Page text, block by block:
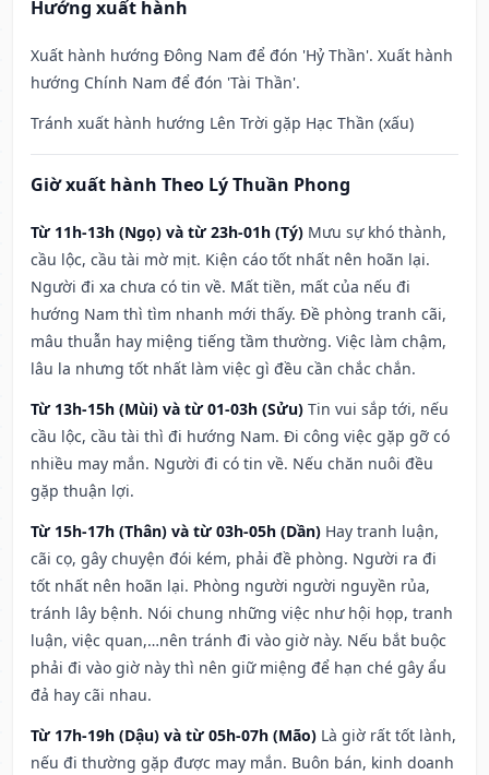
Hướng xuất hành
Xuất hành hướng Đông Nam để đón 'Hỷ Thần'. Xuất hành
hướng Chính Nam để đón 'Tài Thần'.
Tránh xuất hành hướng Lên Trời gặp Hạc Thần (xấu)
Giờ xuất hành Theo Lý Thuần Phong
Từ 11h-13h (Ngọ) và từ 23h-01h (Tý) Mưu sự khó thành,
cầu lộc, cầu tài mờ mịt. Kiện cáo tốt nhất nên hoãn lại.
Người đi xa chưa có tin về. Mất tiền, mất của nếu đi
hướng Nam thì tìm nhanh mới thấy. Đề phòng tranh cãi,
mâu thuẫn hay miệng tiếng tầm thường. Việc làm chậm,
lâu la nhưng tốt nhất làm việc gì đều cần chắc chắn.
Từ 13h-15h (Mùi) và từ 01-03h (Sửu) Tin vui sắp tới, nếu
cầu lộc, cầu tài thì đi hướng Nam. Đi công việc gặp gỡ có
nhiều may mắn. Người đi có tin về. Nếu chăn nuôi đều
gặp thuận lợi.
Từ 15h-17h (Thân) và từ 03h-05h (Dần) Hay tranh luận,
cãi cọ, gây chuyện đói kém, phải đề phòng. Người ra đi
tốt nhất nên hoãn lại. Phòng người người nguyền rủa,
tránh lây bệnh. Nói chung những việc như hội họp, tranh
luận, việc quan,…nên tránh đi vào giờ này. Nếu bắt buộc
phải đi vào giờ này thì nên giữ miệng để hạn ché gây ẩu
đả hay cãi nhau.
Từ 17h-19h (Dậu) và từ 05h-07h (Mão) Là giờ rất tốt lành,
nếu đi thường gặp được may mắn. Buôn bán, kinh doanh